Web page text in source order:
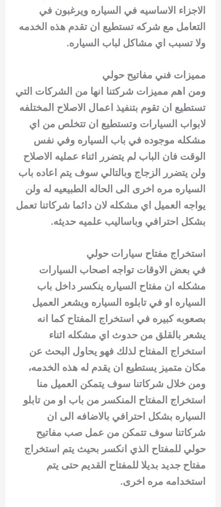
الاجزاء الاساسيه في السياره ويرغبون في
التعامل مع شركه تستطيع ان تقدم هذه الخدمه
ولا تسبب اي مشاكل لباب السياره.
مميزات فني مفاتيح حولي
ومن اهم مميزات شركتنا انها من الشركات التي
تستطيع ان تقوم بتنفيذ اعمال الاصلاح المختلفه
لابواب السيارات وتستطيع ان تتخلص من اي
مشكله موجوده في باب السياره وفي نفس
الوقت فان الباب لم يتضرر اثناء عمليه الاصلاح
ولن يتضرر الزجاج وبالتالي سوف يتم اعاده باب
السياره مره اخرى الى الحاله الطبيعيه له ولن
يواجه العميل اي مشكله لان دائما شركاتنا تعمل
بشكل احترافي وباساليب علميه حديثه.
استخراج مفتاح سيارات حولي
في بعض الاوقات تواجه اصحاب السيارات
مشكله ان مفتاح السياره ينكسر داخل باب
السياره او في تابلوه السياره ويشعر العميل
بصعوبه كبيره في استخراج المفتاح كما انه
يشعر بالقلق من حدوث اي مشكله اثناء
استخراج المفتاح لذلك فهو يحاول البحث عن
مكان متميز يستطيع ان يقدم له هذه الخدمه،
ومن خلال شركاتنا سوف يتمكن العميل منا
استخراج المفتاح المنكسر من باب او من تابلو
السياره بشكل احترافي بالاضافه الى ان
شركاتنا سوف تتمكن من عمل صب مفاتيح
حولي للمفتاح الذي انكسر بحيث يتم استخراج
مفتاح جديد بديلا للمفتاح القديم حتى يتم
استخدامه مره اخرى.